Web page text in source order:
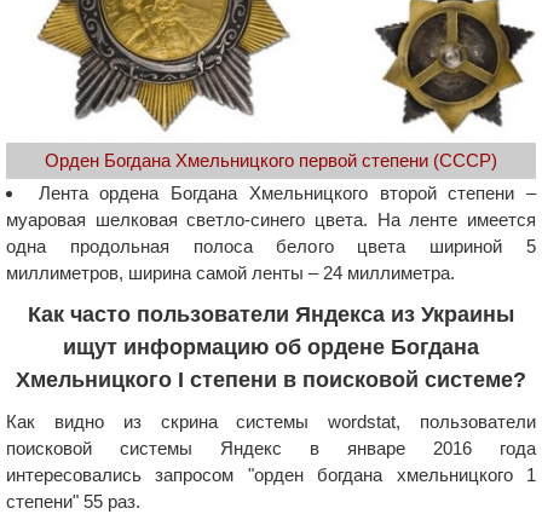
Орден Богдана Хмельницкого первой степени (СССР)
Лента ордена Богдана Хмельницкого второй степени –
муаровая шелковая светло-синего цвета. На ленте имеется
одна продольная полоса белого цвета шириной 5
миллиметров, ширина самой ленты – 24 миллиметра.
Как часто пользователи Яндекса из Украины
ищут информацию об ордене Богдана
Хмельницкого I степени в поисковой системе?
Как видно из скрина системы wordstat, пользователи
поисковой системы Яндекс в январе 2016 года
интересовались запросом "орден богдана хмельницкого 1
степени" 55 раз.